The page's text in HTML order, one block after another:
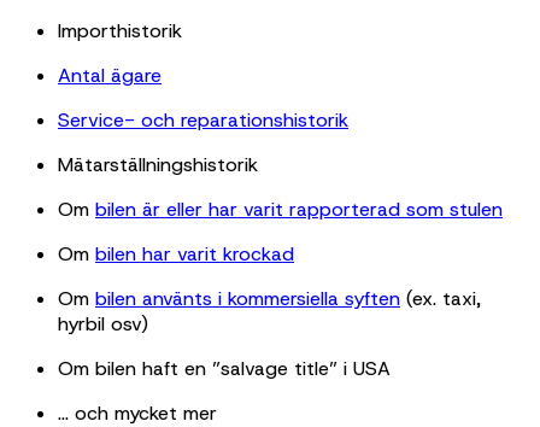
Importhistorik
Antal ägare
Service- och reparationshistorik
Mätarställningshistorik
Om bilen är eller har varit rapporterad som stulen
Om bilen har varit krockad
Om bilen använts i kommersiella syften (ex. taxi,
hyrbil osv)
Om bilen haft en ”salvage title” i USA
… och mycket mer